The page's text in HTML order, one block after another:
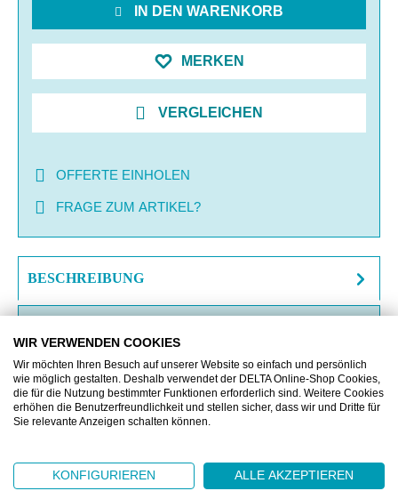
IN DEN WARENKORB
MERKEN
VERGLEICHEN
OFFERTE EINHOLEN
FRAGE ZUM ARTIKEL?
BESCHREIBUNG
DOWNLOAD
Produktgalerie überspringen
Zubehör
WIR VERWENDEN COOKIES
Wir möchten Ihren Besuch auf unserer Website so einfach und persönlich
wie möglich gestalten. Deshalb verwendet der DELTA Online-Shop Cookies,
die für die Nutzung bestimmter Funktionen erforderlich sind. Weitere Cookies
erhöhen die Benutzerfreundlichkeit und stellen sicher, dass wir und Dritte für
Sie relevante Anzeigen schalten können.
KONFIGURIEREN ALLE AKZEPTIEREN